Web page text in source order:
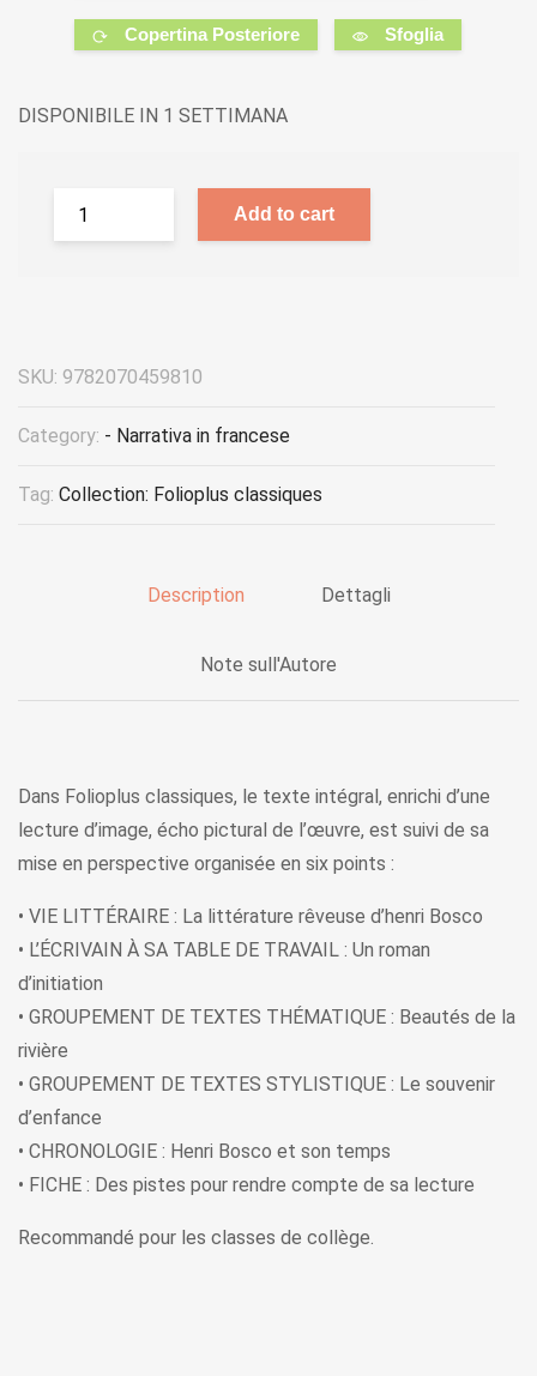
Copertina Posteriore Sfoglia
DISPONIBILE IN 1 SETTIMANA
Add to cart
SKU: 9782070459810
Category: - Narrativa in francese
Tag: Collection: Folioplus classiques
Description Dettagli
Note sull'Autore
Dans Folioplus classiques, le texte intégral, enrichi d’une
lecture d’image, écho pictural de l’œuvre, est suivi de sa
mise en perspective organisée en six points :
• VIE LITTÉRAIRE : La littérature rêveuse d’henri Bosco
• L’ÉCRIVAIN À SA TABLE DE TRAVAIL : Un roman
d’initiation
• GROUPEMENT DE TEXTES THÉMATIQUE : Beautés de la
rivière
• GROUPEMENT DE TEXTES STYLISTIQUE : Le souvenir
d’enfance
• CHRONOLOGIE : Henri Bosco et son temps
• FICHE : Des pistes pour rendre compte de sa lecture
Recommandé pour les classes de collège.